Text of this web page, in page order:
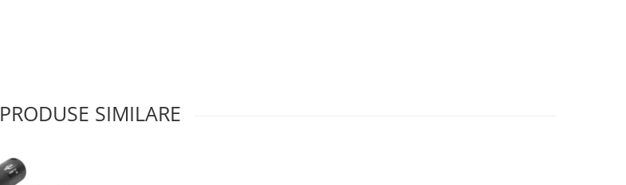
PRODUSE SIMILARE